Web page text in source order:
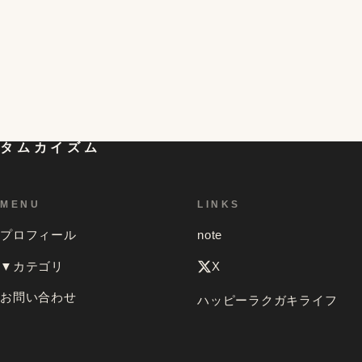
タムカイズム
MENU
プロフィール
▼カテゴリ
お問い合わせ
LINKS
note
X
ハッピーラクガキライフ